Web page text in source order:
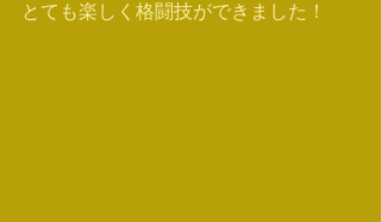
とても楽しく格闘技ができました！